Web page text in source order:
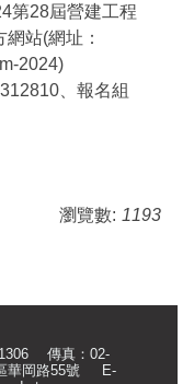
第28屆營建工程
站(網址：
2024)
、報名組
瀏覽數: 1193
傳真：02-
華岡路55號
E-